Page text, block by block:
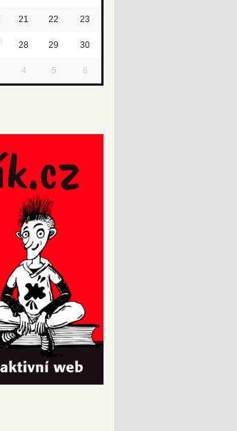
21 22 23
28 29 30
4 5 6